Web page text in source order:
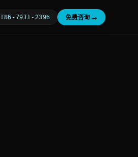
186-7911-2396 免费咨询 →